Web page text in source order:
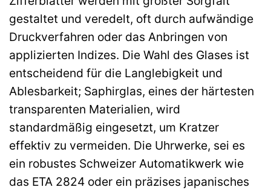
gestaltet und veredelt, oft durch aufwändige
Druckverfahren oder das Anbringen von
applizierten Indizes. Die Wahl des Glases ist
entscheidend für die Langlebigkeit und
Ablesbarkeit; Saphirglas, eines der härtesten
transparenten Materialien, wird
standardmäßig eingesetzt, um Kratzer
effektiv zu vermeiden. Die Uhrwerke, sei es
ein robustes Schweizer Automatikwerk wie
das ETA 2824 oder ein präzises japanisches